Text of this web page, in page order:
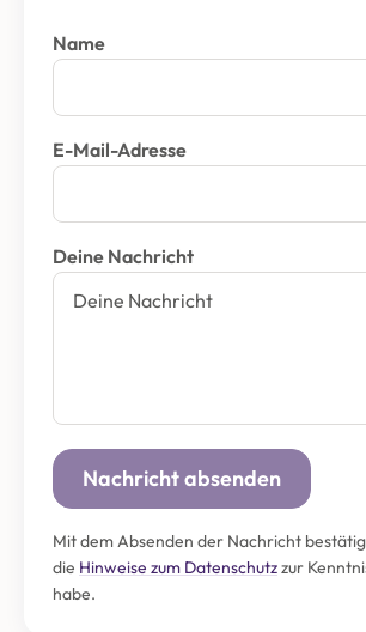
Name
E-Mail-Adresse
Deine Nachricht
Mit dem Absenden der Nachricht
die Hinweise zum Datenschutzzur
habe.